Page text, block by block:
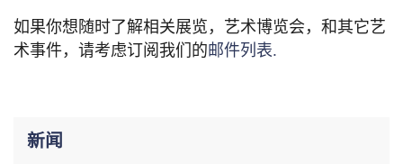
如果你想随时了解相关展览，艺术博览会，和其它艺
术事件，请考虑订阅我们的邮件列表.
新闻